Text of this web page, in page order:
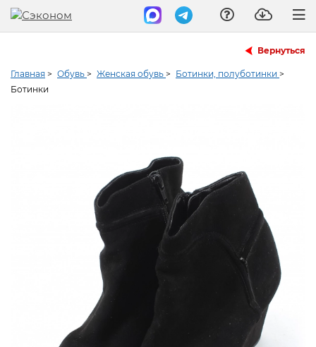
Вернуться
Главная > Обувь > Женская обувь > Ботинки, полуботинки >
Ботинки